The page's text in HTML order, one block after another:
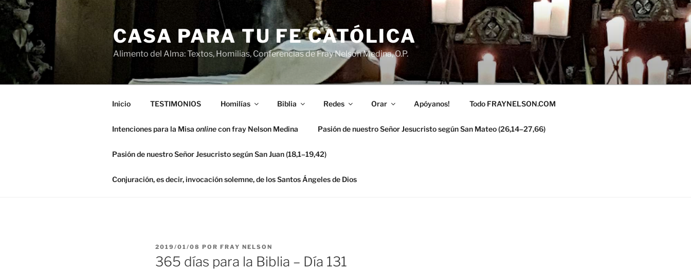
Saltar
contenido
CASA PARA TU FE CATÓLICA
Alimento del Alma: Textos, Homilias, Conferencias de Fray Nelson Medina, O.P.
Inicio TESTIMONIOS Homilías Biblia Redes Orar Apóyanos! Todo FRAYNELSON.COM
Intenciones para la Misa onlinecon fray Nelson Medina Pasión de nuestro Señor Jesucristo según San Mateo (26,14–27,66)
Pasión de nuestro Señor Jesucristo según San Juan (18,1–19,42)
Conjuración, es decir, invocación solemne, de los Santos Ángeles de Dios
PUBLICADO
EL
2019/01/08 POR FRAY NELSON
365 días para la Biblia – Día 131